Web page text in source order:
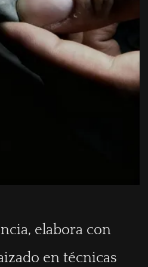
elabora con
en técnicas